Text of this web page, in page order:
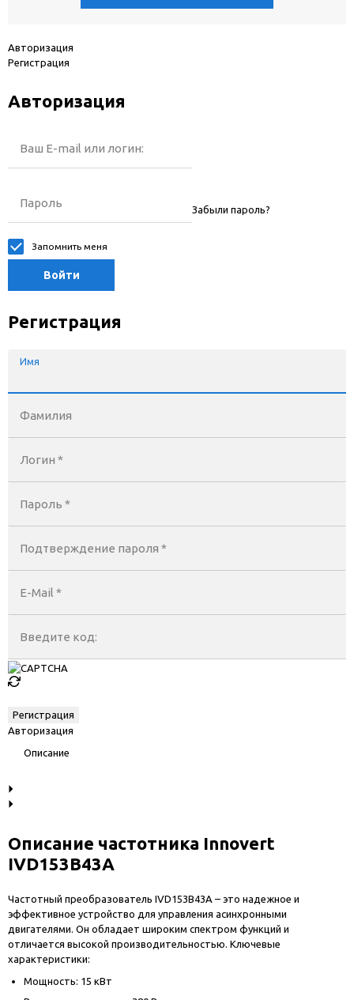
Авторизация
Регистрация
Авторизация
Ваш E-mail или логин:
Пароль Забыли пароль?
Запомнить меня
Войти
Регистрация
Имя
Фамилия
Логин *
Пароль *
Подтверждение пароля *
E-Mail *
Введите код:
Авторизация
Описание
Описание частотника Innovert
IVD153B43A
Частотный преобразователь IVD153B43A – это надежное и
эффективное устройство для управления асинхронными
двигателями. Он обладает широким спектром функций и
отличается высокой производительностью. Ключевые
характеристики:
Мощность: 15 кВт